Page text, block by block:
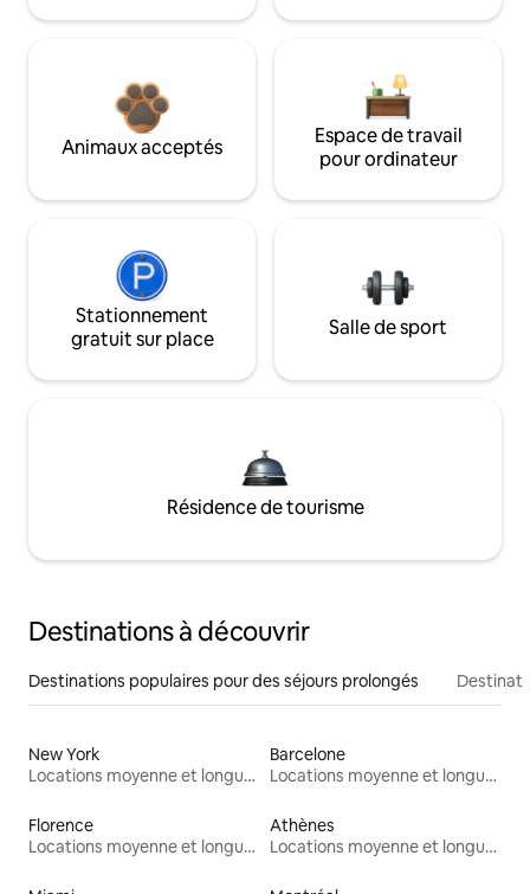
Animaux acceptés
Espace de travail
pour ordinateur
Stationnement
gratuit sur place
Salle de sport
Résidence de tourisme
Destinations à découvrir
Destinations populaires pour des séjours prolongés
New York
Locations moyenne et longue durée
Barcelone
Locations moyenne et longue durée
Florence
Locations moyenne et longue durée
Athènes
Locations moyenne et longue durée